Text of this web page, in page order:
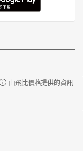
由飛比價格提供的資訊